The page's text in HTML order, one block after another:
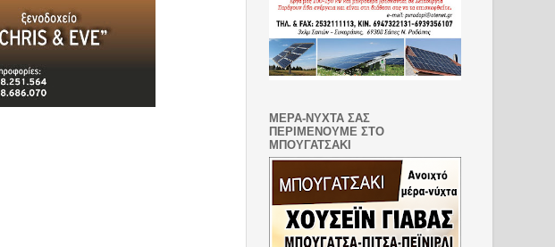
ΜΕΡΑ-ΝΥΧΤΑ ΣΑΣ
ΠΕΡΙΜΕΝΟΥΜΕ ΣΤΟ
ΜΠΟΥΓΑΤΣΑΚΙ